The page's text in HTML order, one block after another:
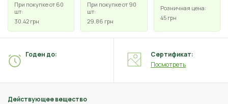
При покупке от 60
шт:
30.42 грн
При покупке от 90
шт:
29.86 грн
Розничная цена:
45 грн
Действующее вещество
Годен до:
Сертификат:
Посмотреть